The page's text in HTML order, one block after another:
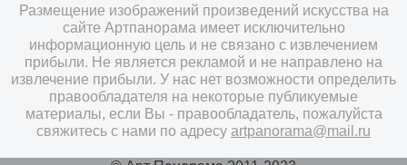
Размещение изображений произведений искусства на
сайте Артпанорама имеет исключительно
информационную цель и не связано с извлечением
прибыли. Не является рекламой и не направлено на
извлечение прибыли. У нас нет возможности определить
правообладателя на некоторые публикуемые
материалы, если Вы - правообладатель, пожалуйста
свяжитесь с нами по адресу artpanorama@mail.ru